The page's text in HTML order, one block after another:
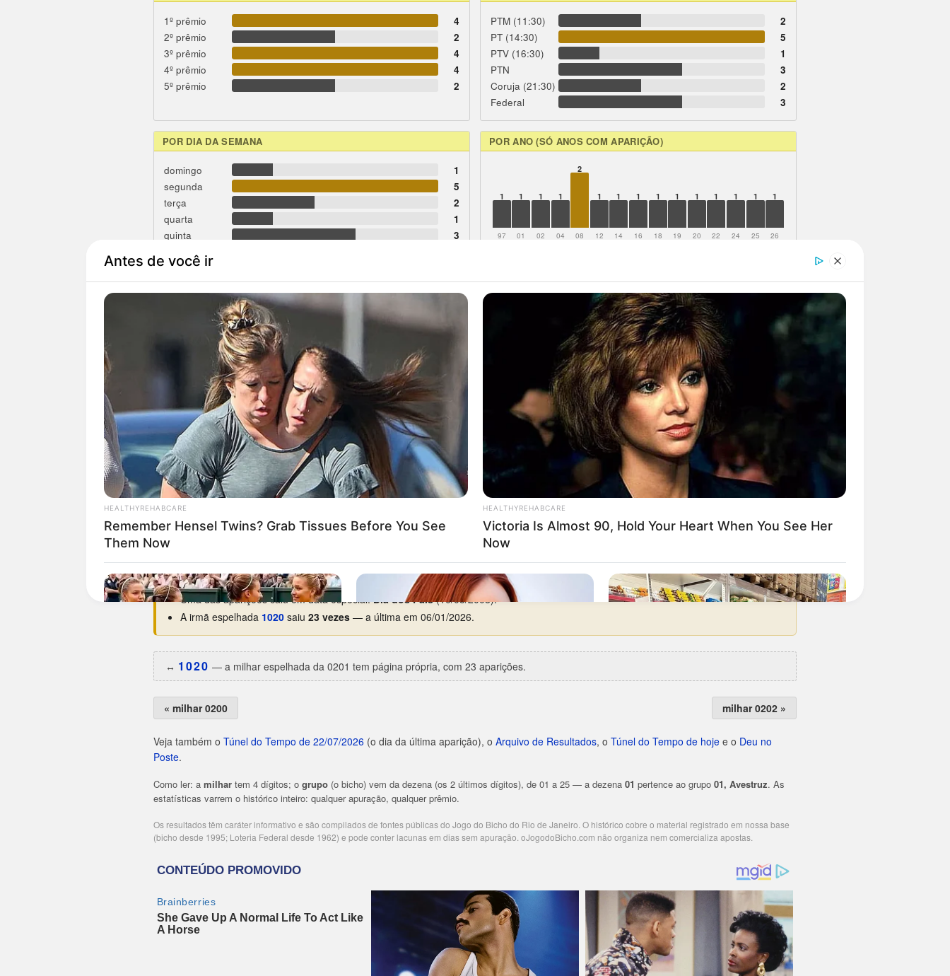
1º prêmio
4
2º prêmio
2
3º prêmio
4
4º prêmio
4
5º prêmio
2
PTM (11:30)
2
PT (14:30)
5
PTV (16:30)
1
PTN
3
Coruja (21:30)
2
Federal
3
POR DIA DA SEMANA
domingo
1
segunda
5
terça
2
quarta
1
quinta
3
sábado
POR ANO (SÓ ANOS COM APARIÇÃO)
1 1 1 1
2
1 1 1 1 1 1 1 1 1 1
97 01 02 04 08 12 14 16 18 19 20 22 24 25 26
Curiosidades da 0201
O dia da semana preferido ésegunda-feira, com 5 aparições em 16.
já como cabeça.
Maior hiato:1.537 dias(há cerca de 4 anos de silêncio), entre 10/08/2008 e 25/10/2012.
Melhor ano:2008, com 2 aparições.
Uma das aparições caiu em data especial:Dia dos Pais(10/08/2008).
A irmã espelhada 1020 saiu 23 vezes — a última em 06/01/2026.
↔️ 1020 — a milhar espelhada da 0201 tem página própria, com 23 aparições.
« milhar 0200 milhar 0202 »
Veja também o Túnel do Tempo de 22/07/2026 (o dia da última aparição), o Arquivo de Resultados, o Túnel do Tempo de hoje e o Deu no
Poste.
Como ler: a milhar tem 4 dígitos; o grupo (o bicho) vem da dezena (os 2 últimos dígitos), de 01 a 25 — a dezena 01 pertence ao grupo 01, Avestruz. As
estatísticas varrem o histórico inteiro: qualquer apuração, qualquer prêmio.
Os resultados têm caráter informativo e são compilados de fontes públicas do Jogo do Bicho do Rio de Janeiro. O histórico cobre o material registrado em nossa base
(bicho desde 1995; Loteria Federal desde 1962) e pode conter lacunas em dias sem apuração. oJogodoBicho.com não organiza nem comercializa apostas.
Publicidade